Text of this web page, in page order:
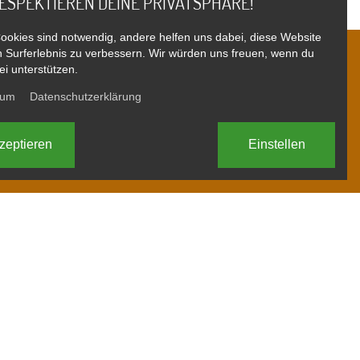
sind notwendig, andere helfen uns dabei, diese Website
Surferlebnis zu verbessern. Wir würden uns freuen, wenn du
unterstützen.
Datenschutzerklärung
Einstellen